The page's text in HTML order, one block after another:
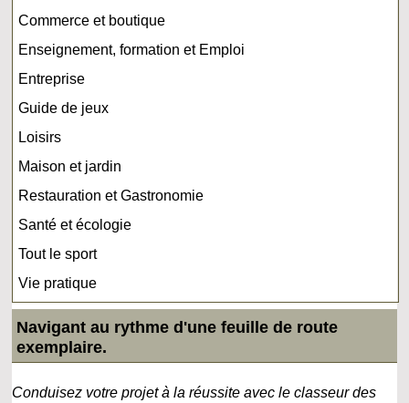
Commerce et boutique
Enseignement, formation et Emploi
Entreprise
Guide de jeux
Loisirs
Maison et jardin
Restauration et Gastronomie
Santé et écologie
Tout le sport
Vie pratique
Navigant au rythme d'une feuille de route
exemplaire.
Conduisez votre projet à la réussite avec le classeur des